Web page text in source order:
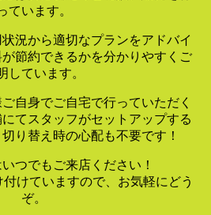
ています。
況から適切なプランをアドバイ
節約できるかを分かりやすくご
しています。
自身でご自宅で行っていただく
にてスタッフがセットアップする
切り替え時の心配も不要です！
つでもご来店ください！
けていますので、お気軽にどう
ぞ。